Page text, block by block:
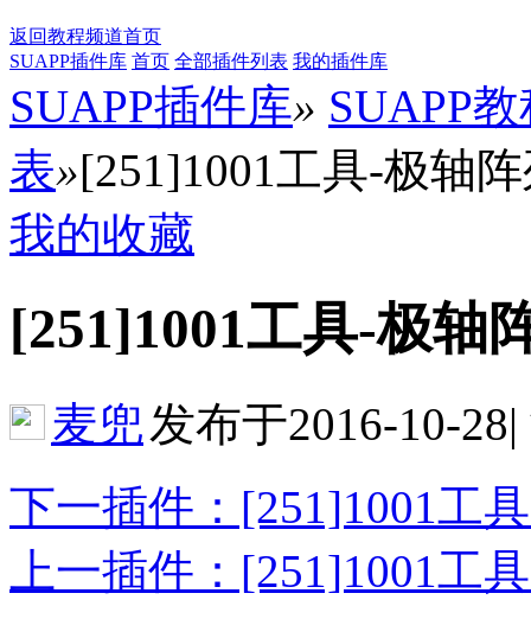
返回教程频道首页
SUAPP插件库 首页 全部插件列表 我的插件库
SUAPP插件库» SUAPP
表»[251]1001工具-极轴阵
我的收藏
[251]1001工具-极轴
麦兜发布于2016-10-28|
下一插件：[251]1001工
上一插件：[251]1001工